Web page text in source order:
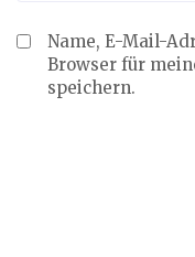
Name, E-Mail-
Browser für
speichern.